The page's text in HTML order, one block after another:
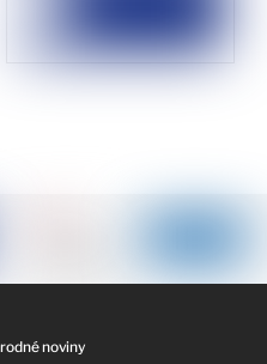
noviny